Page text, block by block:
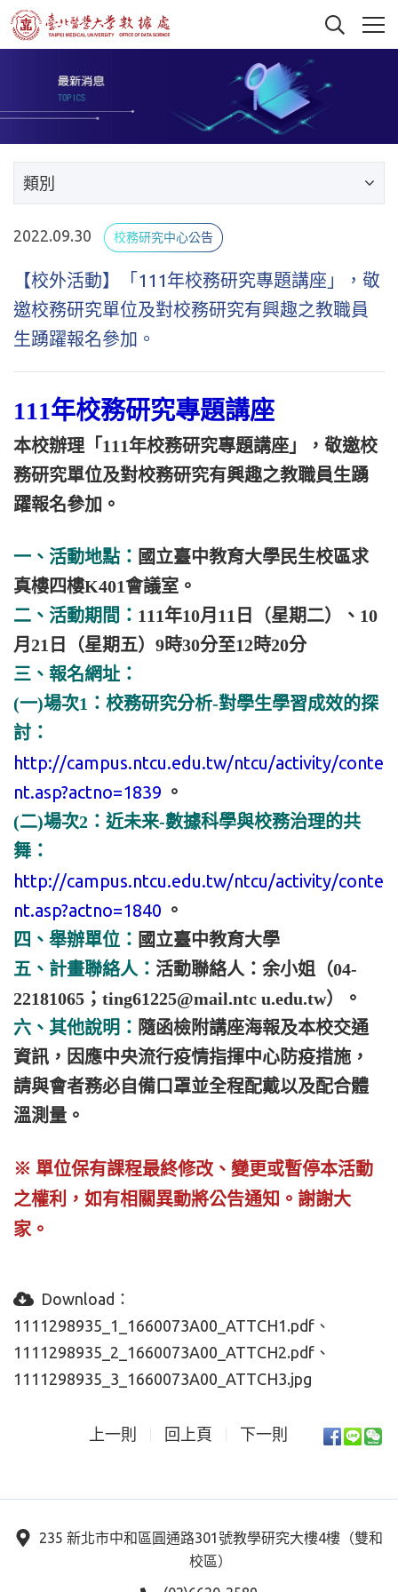
類別
2022.09.30 校務研究中心公告
【校外活動】「111年校務研究專題講座」，敬
邀校務研究單位及對校務研究有興趣之教職員
生踴躍報名參加。
111年校務研究專題講座
本校辦理「111年校務研究專題講座」，敬邀校
務研究單位及對校務研究有興趣之教職員生踴
躍報名參加。
一、活動地點： 國立臺中教育大學民生校區求
真樓四樓K401會議室。
二、活動期間： 111年10月11日（星期二）、10
月21日（星期五）9時30分至12時20分
三、報名網址：
(一)場次1：校務研究分析-對學生學習成效的探
討：
http://campus.ntcu.edu.tw/ntcu/activity/conte
nt.asp?actno=1839 。
(二)場次2：近未来-數據科學與校務治理的共
舞：
http://campus.ntcu.edu.tw/ntcu/activity/conte
nt.asp?actno=1840 。
四、舉辦單位： 國立臺中教育大學
五、計畫聯絡人： 活動聯絡人：余小姐（04-
22181065；ting61225@mail.ntc u.edu.tw）。
六、其他說明： 隨函檢附講座海報及本校交通
資訊，因應中央流行疫情指揮中心防疫措施，
請與會者務必自備口罩並全程配戴以及配合體
溫測量。
※ 單位保有課程最終修改、變更或暫停本活動
之權利，如有相關異動將公告通知。 謝謝大
家。
Download：
1111298935_1_1660073A00_ATTCH1.pdf
1111298935_2_1660073A00_ATTCH2.pdf
1111298935_3_1660073A00_ATTCH3.jpg
上一則 回上頁 下一則
235 新北市中和區圓通路301號教學研究大樓4樓（雙和
校區）